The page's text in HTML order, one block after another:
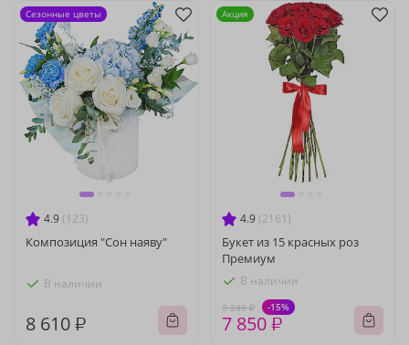
4.9 (123)
Композиция "Сон наяву"
В наличии
8 610 ₽
Сезонные цветы
4.9 (2161)
Букет из 15 красных роз
Премиум
В наличии
9 240 ₽ -15%
7 850 ₽
Акция